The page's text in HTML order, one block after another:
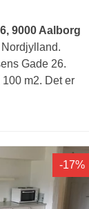
9000 Aalborg
Gade 26.
m2. Det er
-17%